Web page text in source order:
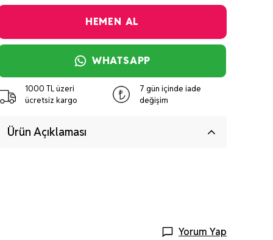
HEMEN AL
WHATSAPP
1000 TL üzeri
ücretsiz kargo
7 gün içinde iade
değişim
Ürün Açıklaması
Yorum Yap